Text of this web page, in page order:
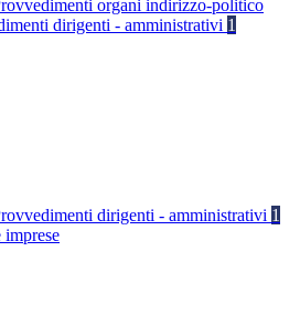
organi indirizzo-politico
dirigenti - amministrativi 1
dirigenti - amministrativi 1